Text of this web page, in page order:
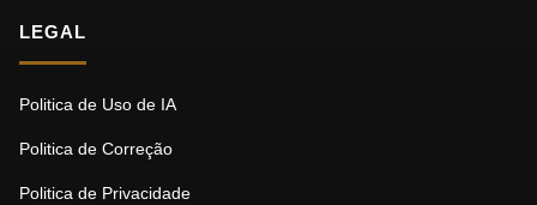
LEGAL
Politica de Uso de IA
Politica de Correção
Politica de Privacidade